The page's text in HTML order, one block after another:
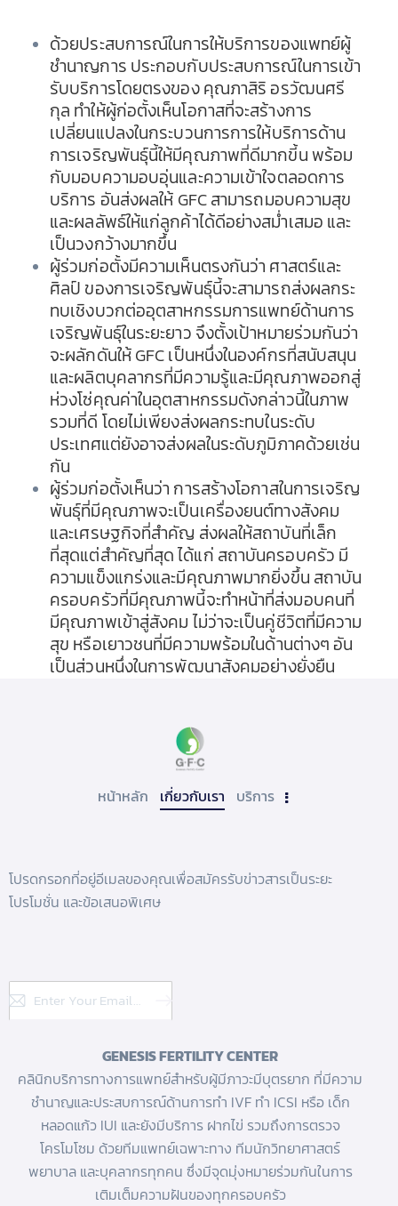
ด้วยประสบการณ์ในการให้บริการของแพทย์ผู้
ชำนาญการ ประกอบกับประสบการณ์ในการเข้า
รับบริการโดยตรงของ คุณภาสิริ อรวัฒนศรี
กุล ทำให้ผู้ก่อตั้งเห็นโอกาสที่จะสร้างการ
เปลี่ยนแปลงในกระบวนการการให้บริการด้าน
การเจริญพันธุ์นี้ให้มีคุณภาพที่ดีมากขี้น พร้อม
กับมอบความอบอุ่นและความเข้าใจตลอดการ
บริการ อันส่งผลให้ GFC สามารถมอบความสุข
และผลลัพธ์ให้แก่ลูกค้าได้ดีอย่างสม่ำเสมอ และ
เป็นวงกว้างมากขึ้น
ผู้ร่วมก่อตั้งมีความเห็นตรงกันว่า ศาสตร์และ
ศิลป์ ของการเจริญพันธุ์นี้จะสามารถส่งผลกระ
ทบเชิงบวกต่ออุตสาหกรรมการแพทย์ด้านการ
เจริญพันธุ์ในระยะยาว จึงตั้งเป้าหมายร่วมกันว่า
จะผลักดันให้ GFC เป็นหนึ่งในองค์กรที่สนับสนุน
และผลิตบุคลากรที่มีความรู้และมีคุณภาพออกสู่
ห่วงโซ่คุณค่าในอุตสาหกรรมดังกล่าวนี้ในภาพ
รวมที่ดี โดยไม่เพียงส่งผลกระทบในระดับ
ประเทศแต่ยังอาจส่งผลในระดับภูมิภาคด้วยเช่น
กัน
ผู้ร่วมก่อตั้งเห็นว่า การสร้างโอกาสในการเจริญ
พันธุ์ที่มีคุณภาพจะเป็นเครื่องยนต์ทางสังคม
และเศรษฐกิจที่สำคัญ ส่งผลให้สถาบันที่เล็ก
ที่สุดแต่สำคัญที่สุด ได้แก่ สถาบันครอบครัว มี
ความแข็งแกร่งและมีคุณภาพมากยิ่งขึ้น สถาบัน
ครอบครัวที่มีคุณภาพนี้จะทำหน้าที่ส่งมอบคนที่
มีคุณภาพเข้าสู่สังคม ไม่ว่าจะเป็นคู่ชีวิตที่มีความ
สุข หรือเยาวชนที่มีความพร้อมในด้านต่างๆ อัน
เป็นส่วนหนึ่งในการพัฒนาสังคมอย่างยั่งยืน
หน้าหลัก เกี่ยวกับเรา บริการ
โปรดกรอกที่อยู่อีเมลของคุณเพื่อสมัครรับข่าวสารเป็นระยะ
โปรโมชั่น และข้อเสนอพิเศษ
Subscribe
GENESIS FERTILITY CENTER
คลินิกบริการทางการแพทย์สำหรับผู้มีภาวะมีบุตรยาก ที่มีความ
ชำนาญและประสบการณ์ด้านการทํา IVF ทำ ICSI หรือ เด็ก
หลอดแก้วIUI และยังมีบริการ ฝากไข่ รวมถึงการตรวจ
โครโมโซม ด้วยทีมแพทย์เฉพาะทาง ทีมนักวิทยาศาสตร์
พยาบาล และบุคลากรทุกคน ซึ่งมีจุดมุ่งหมายร่วมกันในการ
เติมเต็มความฝันของทุกครอบครัว